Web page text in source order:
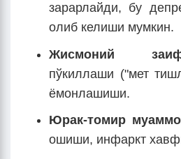
зарарлайди, бу
олиб келиши мумкин.
Жисмоний
пўкиллаши ("мет
ёмонлашиши.
Юрак-томир
ошиши, инфаркт